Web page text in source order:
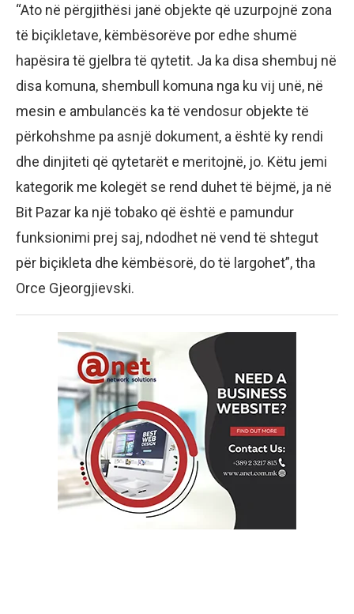
“Ato në përgjithësi janë objekte që uzurpojnë zona
të biçikletave, këmbësorëve por edhe shumë
hapësira të gjelbra të qytetit. Ja ka disa shembuj në
disa komuna, shembull komuna nga ku vij unë, në
mesin e ambulancës ka të vendosur objekte të
përkohshme pa asnjë dokument, a është ky rendi
dhe dinjiteti që qytetarët e meritojnë, jo. Këtu jemi
kategorik me kolegët se rend duhet të bëjmë, ja në
Bit Pazar ka një tobako që është e pamundur
funksionimi prej saj, ndodhet në vend të shtegut
për biçikleta dhe këmbësorë, do të largohet”, tha
Orce Gjeorgjievski.